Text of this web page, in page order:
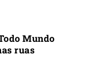
Mundo
ruas